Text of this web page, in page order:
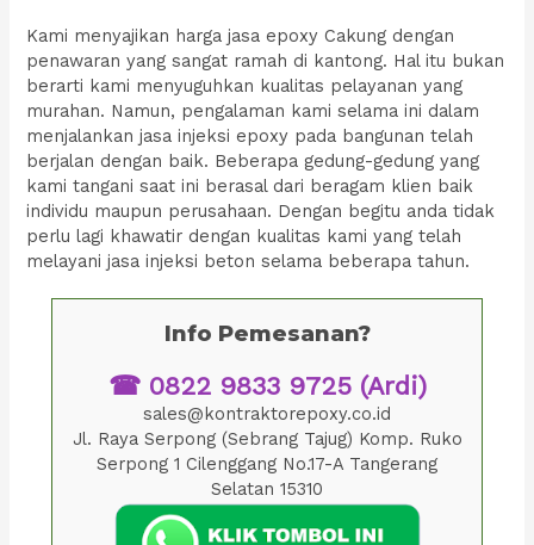
Kami menyajikan harga jasa epoxy Cakung dengan
penawaran yang sangat ramah di kantong. Hal itu bukan
berarti kami menyuguhkan kualitas pelayanan yang
murahan. Namun, pengalaman kami selama ini dalam
menjalankan jasa injeksi epoxy pada bangunan telah
berjalan dengan baik. Beberapa gedung-gedung yang
kami tangani saat ini berasal dari beragam klien baik
individu maupun perusahaan. Dengan begitu anda tidak
perlu lagi khawatir dengan kualitas kami yang telah
melayani jasa injeksi beton selama beberapa tahun.
Info Pemesanan?
☎ 0822 9833 9725 (Ardi)
sales@kontraktorepoxy.co.id
Jl. Raya Serpong (Sebrang Tajug) Komp. Ruko
Serpong 1 Cilenggang No.17-A Tangerang
Selatan 15310